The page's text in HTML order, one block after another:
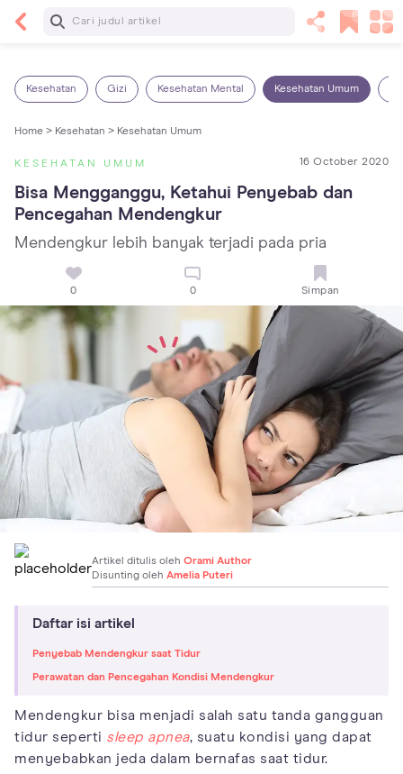
Baca Selanjutnya
Kesehatan Gizi Kesehatan Mental Kesehatan Umum
Home > Kesehatan > Kesehatan Umum
KESEHATAN UMUM 16 October 2020
Bisa Mengganggu, Ketahui Penyebab dan
Pencegahan Mendengkur
Mendengkur lebih banyak terjadi pada pria
0 0 Simpan
Artikel ditulis oleh Orami Author
Disunting oleh Amelia Puteri
Daftar isi artikel
Penyebab Mendengkur saat Tidur
Perawatan dan Pencegahan Kondisi Mendengkur
Mendengkur bisa menjadi salah satu tanda gangguan
tidur seperti sleep apnea, suatu kondisi yang dapat
menyebabkan jeda dalam bernafas saat tidur.